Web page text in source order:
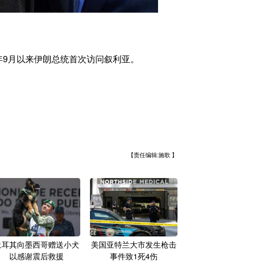
以来伊朗总统首次访问叙利亚。
【责任编辑:施歌 】
其向墨西哥赠送小犬
以感谢震后救援
美国亚特兰大市发生枪击
事件致1死4伤